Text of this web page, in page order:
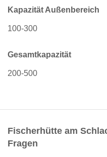
Kapazität Außenbereich
100-300
Gesamtkapazität
200-500
Fischerhütte am
Fragen